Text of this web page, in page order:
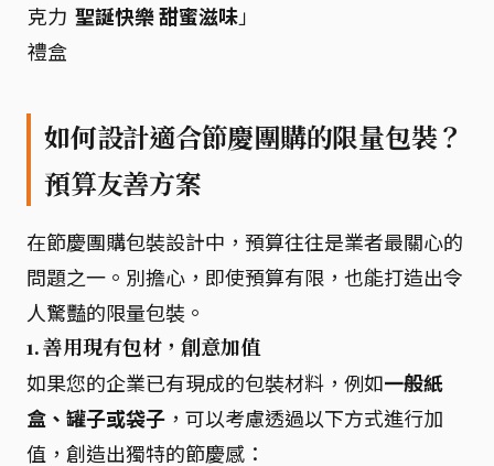
克力
禮盒
聖誕快樂 甜蜜滋味」
如何設計適合節慶團購的限量包裝？
預算友善方案
在節慶團購包裝設計中，預算往往是業者最關心的
問題之一。別擔心，即使預算有限，也能打造出令
人驚豔的限量包裝。
1. 善用現有包材，創意加值
如果您的企業已有現成的包裝材料，例如一般紙
盒、罐子或袋子 ，可以考慮透過以下方式進行加
值，創造出獨特的節慶感：